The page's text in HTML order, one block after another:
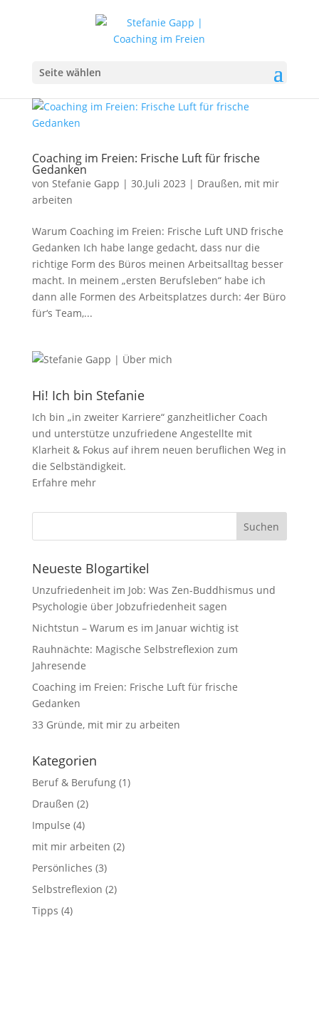
Seite wählen
Coaching im Freien: Frische Luft für frische
Gedanken
von Stefanie Gapp | 30.Juli 2023 | Draußen, mit mir
arbeiten
Warum Coaching im Freien: Frische Luft UND frische
Gedanken Ich habe lange gedacht, dass nur die
richtige Form des Büros meinen Arbeitsalltag besser
macht. In meinem „ersten Berufsleben“ habe ich
dann alle Formen des Arbeitsplatzes durch: 4er Büro
für‘s Team,...
Hi! Ich bin Stefanie
Ich bin „in zweiter Karriere“ ganzheitlicher Coach
und unterstütze unzufriedene Angestellte mit
Klarheit & Fokus auf ihrem neuen beruflichen Weg in
die Selbständigkeit.
Erfahre mehr
Neueste Blogartikel
Unzufriedenheit im Job: Was Zen-Buddhismus und
Psychologie über Jobzufriedenheit sagen
Nichtstun – Warum es im Januar wichtig ist
Rauhnächte: Magische Selbstreflexion zum
Jahresende
Coaching im Freien: Frische Luft für frische
Gedanken
33 Gründe, mit mir zu arbeiten
Kategorien
Beruf & Berufung(1)
Draußen (2)
Impulse (4)
mit mir arbeiten (2)
Persönliches (3)
Selbstreflexion (2)
Tipps (4)